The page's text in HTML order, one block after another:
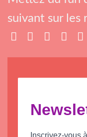
suivant sur les